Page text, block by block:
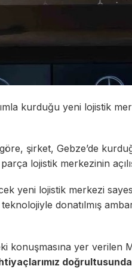
kurduğu yeni lojistik
şirket, Gebze’de
lojistik merkezinin
yeni lojistik merkezi
donatılmış
konuşmasına yer verilen